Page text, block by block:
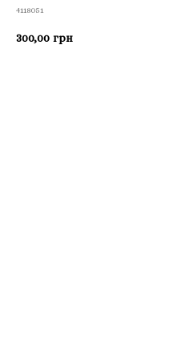
4118051
300,00 грн